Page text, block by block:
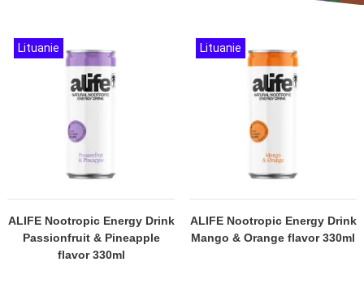
ALIFE Nootropic Energy Drink
Passionfruit & Pineapple
flavor 330ml
Lituanie
ALIFE Nootropic Energy Drink
Mango & Orange flavor 330ml
Lituanie